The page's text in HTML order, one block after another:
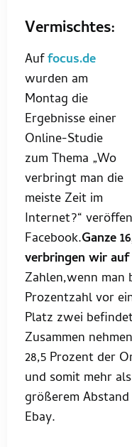
Vermischtes:
Auffocus.de
wurden am
Montag die
Ergebnisse einer
Online-Studie
zum Thema „Wo
verbringt man die
meiste Zeit im
Internet?“
Facebook.Ganze
verbringen wir
Zahlen,wenn man
Prozentzahl vor
Platz zwei
Zusammen
28,5 Prozent der
und somit mehr
größerem
Ebay.